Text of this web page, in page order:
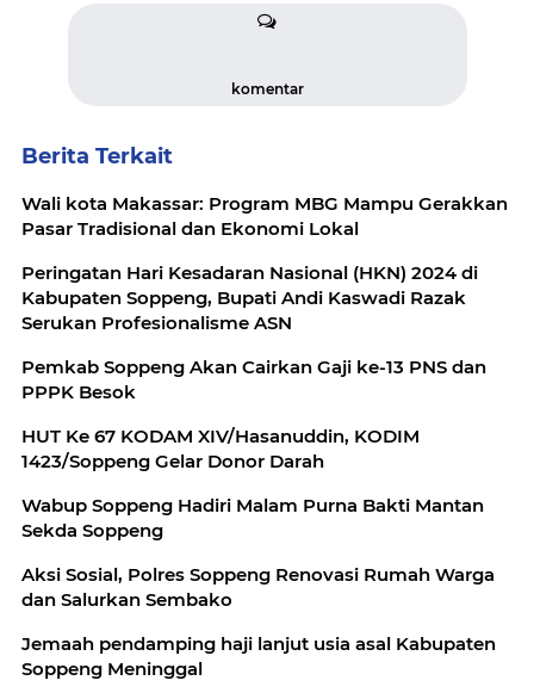
komentar
Berita Terkait
Wali kota Makassar: Program MBG Mampu Gerakkan
Pasar Tradisional dan Ekonomi Lokal
Peringatan Hari Kesadaran Nasional (HKN) 2024 di
Kabupaten Soppeng, Bupati Andi Kaswadi Razak
Serukan Profesionalisme ASN
Pemkab Soppeng Akan Cairkan Gaji ke-13 PNS dan
PPPK Besok
HUT Ke 67 KODAM XIV/Hasanuddin, KODIM
1423/Soppeng Gelar Donor Darah
Wabup Soppeng Hadiri Malam Purna Bakti Mantan
Sekda Soppeng
Aksi Sosial, Polres Soppeng Renovasi Rumah Warga
dan Salurkan Sembako
Jemaah pendamping haji lanjut usia asal Kabupaten
Soppeng Meninggal